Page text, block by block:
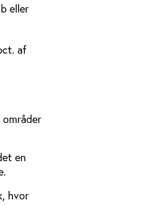
eller
af
en
hvor